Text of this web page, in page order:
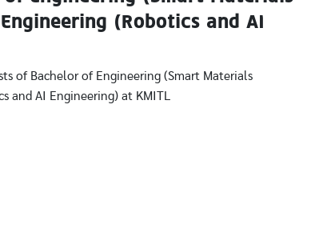
(Robotics and AI
of Bachelor of Engineering (Smart Materials
and AI Engineering) at KMITL